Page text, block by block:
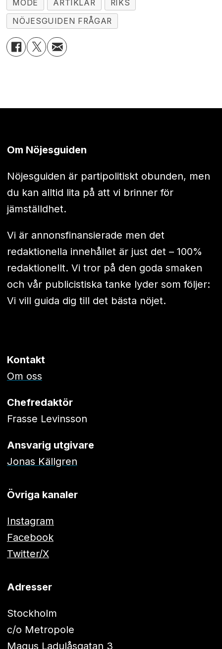
MODE ARTIKLAR
RIKS
NÖJESGUIDEN FRÅGAR
Om Nöjesguiden
Nöjesguiden är partipolitiskt obunden, men
du kan alltid lita på att vi brinner för
jämställdhet.
Vi är annonsfinansierade men det
redaktionella innehållet är just det – 100%
redaktionellt. Vi tror på den goda smaken
och vår publicistiska tanke lyder som följer:
Vi vill guida dig till det bästa nöjet.
Kontakt
Om oss
Chefredaktör
Frasse Levinsson
Ansvarig utgivare
Jonas Källgren
Övriga kanaler
Instagram
Facebook
Twitter/X
Adresser
Stockholm
c/o Metropole
Magus Ladulåsgatan 3